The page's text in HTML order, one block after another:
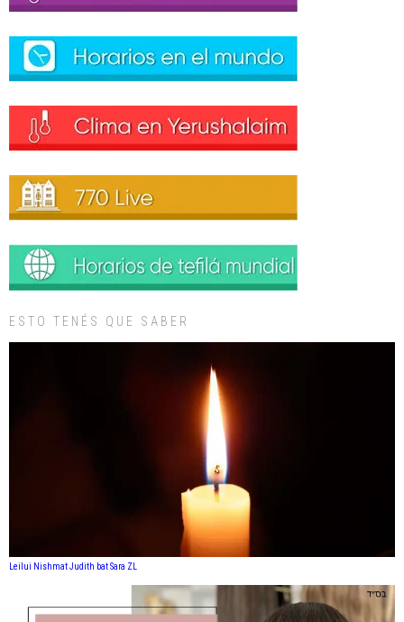
ESTO TENÉS QUE SABER
Leilui Nishmat Judith bat Sara ZL